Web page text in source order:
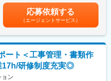
りません。既存顧客へのフォロー
または月に数回の訪問で行ってい
ンラインで連携を図っています。
。
バイザー◇
仕事です。企業様の人事戦略や採
＞有＜給与補足＞※上記年収は（月
込想定※インセンティブ年間支給額
年度)■昇給：年2回（4月・10
別途決算賞与賃金はあくまでも
て上下する可能性があります。月
記です。
応募依頼する
（エージェントサービス）
ート＜工事管理・書類作
17h/研修制度充実◎
ン